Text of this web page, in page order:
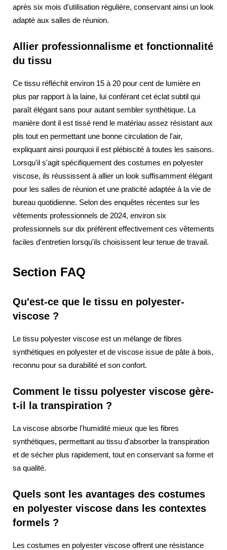
après six mois d'utilisation régulière, conservant ainsi un look
adapté aux salles de réunion.
Allier professionnalisme et fonctionnalité
du tissu
Ce tissu réfléchit environ 15 à 20 pour cent de lumière en
plus par rapport à la laine, lui conférant cet éclat subtil qui
paraît élégant sans pour autant sembler synthétique. La
manière dont il est tissé rend le matériau assez résistant aux
plis tout en permettant une bonne circulation de l'air,
expliquant ainsi pourquoi il est plébiscité à toutes les saisons.
Lorsqu'il s'agit spécifiquement des costumes en polyester
viscose, ils réussissent à allier un look suffisamment élégant
pour les salles de réunion et une praticité adaptée à la vie de
bureau quotidienne. Selon des enquêtes récentes sur les
vêtements professionnels de 2024, environ six
professionnels sur dix préfèrent effectivement ces vêtements
faciles d'entretien lorsqu'ils choisissent leur tenue de travail.
Section FAQ
Qu'est-ce que le tissu en polyester-
viscose ?
Le tissu polyester viscose est un mélange de fibres
synthétiques en polyester et de viscose issue de pâte à bois,
reconnu pour sa durabilité et son confort.
Comment le tissu polyester viscose gère-
t-il la transpiration ?
La viscose absorbe l'humidité mieux que les fibres
synthétiques, permettant au tissu d'absorber la transpiration
et de sécher plus rapidement, tout en conservant sa forme et
sa qualité.
Quels sont les avantages des costumes
en polyester viscose dans les contextes
formels ?
Les costumes en polyester viscose offrent une résistance